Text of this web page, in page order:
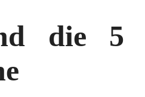
die 5